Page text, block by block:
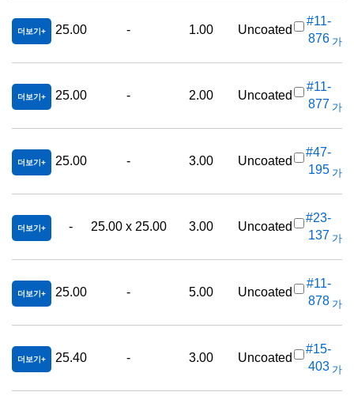
더보기 25.00 - 1.00 Uncoated
#11-
876 가
더보기 25.00 - 2.00 Uncoated
#11-
877 가
더보기 25.00 - 3.00 Uncoated
#47-
195 가
더보기 - 25.00 x 25.00 3.00 Uncoated
#23-
137 가
더보기 25.00 - 5.00 Uncoated
#11-
878 가
더보기 25.40 - 3.00 Uncoated
#15-
403 가